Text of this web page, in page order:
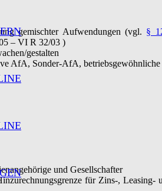
gemischter Aufwendungen (vgl. §
– VI R 32/03 )
gestalten
AfA, Sonder-AfA,
und Gesellschafter
für Zins-,